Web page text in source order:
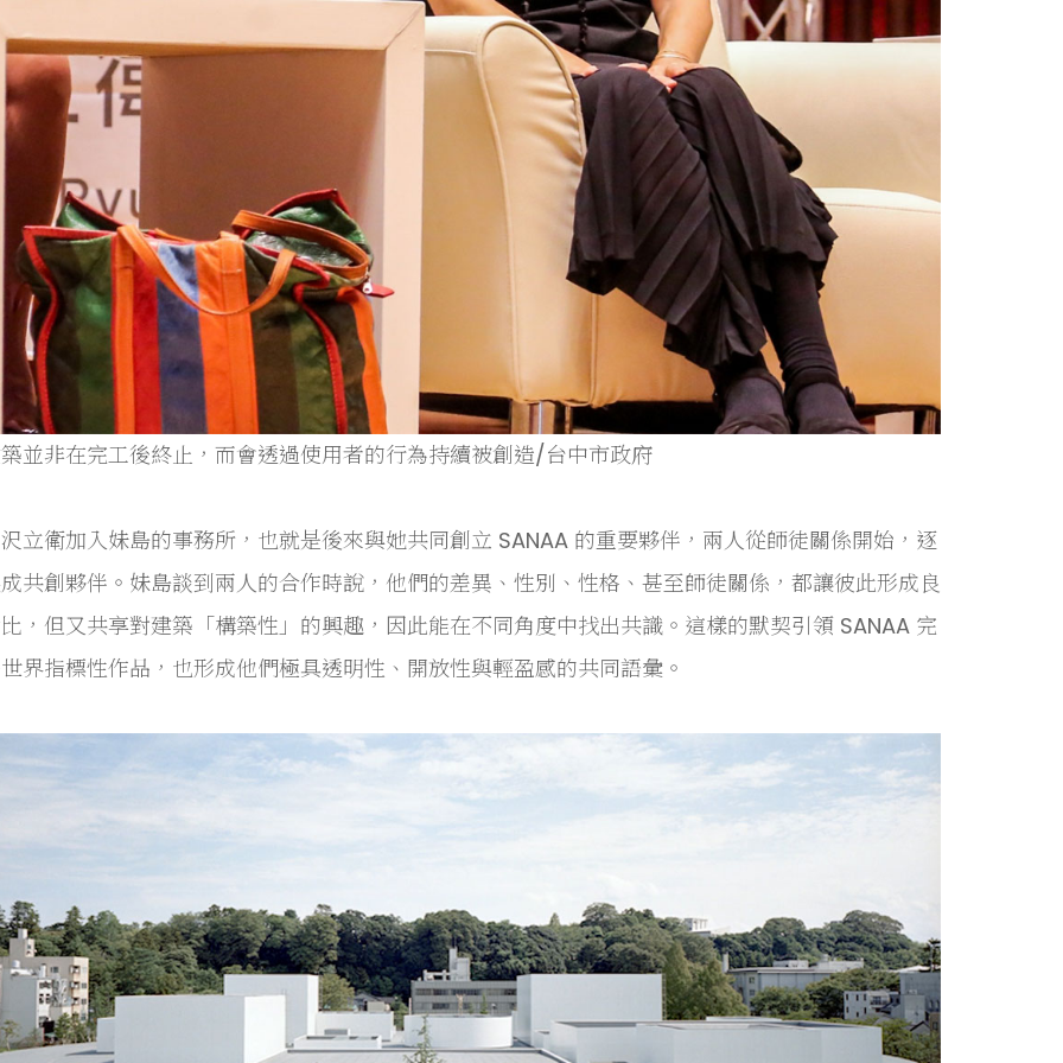
並非在完工後終止，而會透過使用者的行為持續被創造/台中市政府
立衛加入妹島的事務所，也就是後來與她共同創立 SANAA 的重要夥伴，兩人從師徒關係開始，逐
共創夥伴。妹島談到兩人的合作時說，他們的差異、性別、性格、甚至師徒關係，都讓彼此形成良
，但又共享對建築「構築性」的興趣，因此能在不同角度中找出共識。這樣的默契引領 SANAA 完
界指標性作品，也形成他們極具透明性、開放性與輕盈感的共同語彙。